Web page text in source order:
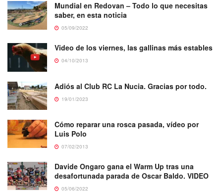
Mundial en Redovan – Todo lo que necesitas
saber, en esta noticia
05/09/2022
Video de los viernes, las gallinas más estables
04/10/2013
Adiós al Club RC La Nucia. Gracias por todo.
19/01/2023
Cómo reparar una rosca pasada, vídeo por
Luis Polo
07/02/2013
Davide Ongaro gana el Warm Up tras una
desafortunada parada de Oscar Baldo. VIDEO
05/06/2022